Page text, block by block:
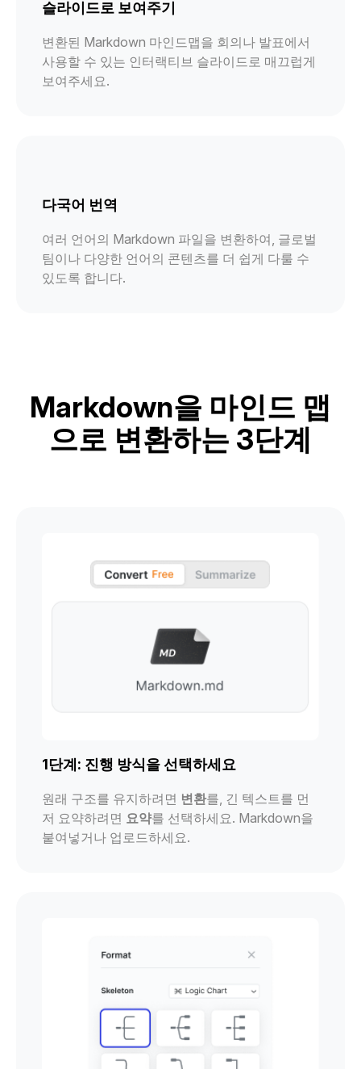
슬라이드로 보여주기
변환된 Markdown 마인드맵을 회의나 발표에서
사용할 수 있는 인터랙티브 슬라이드로 매끄럽게
보여주세요.
다국어 번역
여러 언어의 Markdown 파일을 변환하여, 글로벌
팀이나 다양한 언어의 콘텐츠를 더 쉽게 다룰 수
있도록 합니다.
Markdown을 마인드 맵
으로 변환하는 3단계
1단계: 진행 방식을 선택하세요
원래 구조를 유지하려면 변환를, 긴 텍스트를 먼
저 요약하려면 요약를 선택하세요. Markdown을
붙여넣거나 업로드하세요.